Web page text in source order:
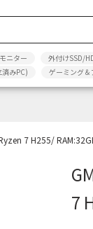
モニター
外付けSSD/
みPC) ゲーミング
7 H255/
7